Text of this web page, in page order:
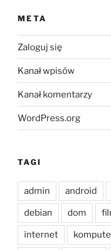
META
Zaloguj się
Kanał wpisów
Kanał komentarzy
WordPress.org
TAGI
admin android
debian dom
internet